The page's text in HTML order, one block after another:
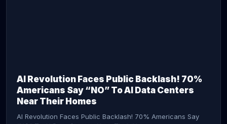
AI Revolution Faces Public Backlash! 70%
Americans Say “NO” To AI Data Centers
Near Their Homes
AI Revolution Faces Public Backlash! 70% Americans Say